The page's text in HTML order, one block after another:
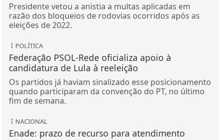
Presidente vetou a anistia a multas aplicadas em
razão dos bloqueios de rodovias ocorridos após as
eleições de 2022.
POLÍTICA
Federação PSOL-Rede oficializa apoio à
candidatura de Lula à reeleição
Os partidos já haviam sinalizado esse posicionamento
quando participaram da convenção do PT, no último
fim de semana.
NACIONAL
Enade: prazo de recurso para atendimento